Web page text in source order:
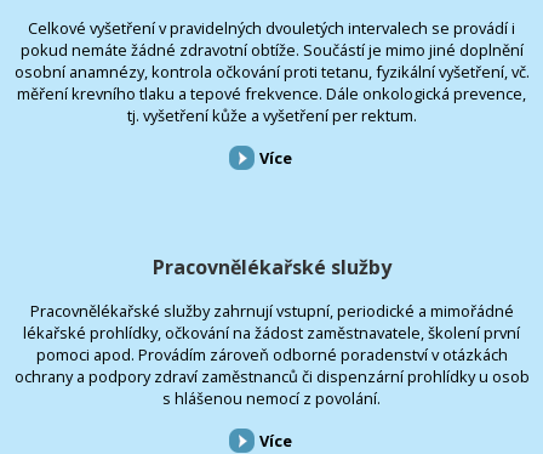
Celkové vyšetření v pravidelných dvouletých intervalech se provádí i
pokud nemáte žádné zdravotní obtíže. Součástí je mimo jiné doplnění
osobní anamnézy, kontrola očkování proti tetanu, fyzikální vyšetření, vč.
měření krevního tlaku a tepové frekvence. Dále onkologická prevence,
tj. vyšetření kůže a vyšetření per rektum.
Více
Pracovnělékařské služby
Pracovnělékařské služby zahrnují vstupní, periodické a mimořádné
lékařské prohlídky, očkování na žádost zaměstnavatele, školení první
pomoci apod. Provádím zároveň odborné poradenství v otázkách
ochrany a podpory zdraví zaměstnanců či dispenzární prohlídky u osob
s hlášenou nemocí z povolání.
Více